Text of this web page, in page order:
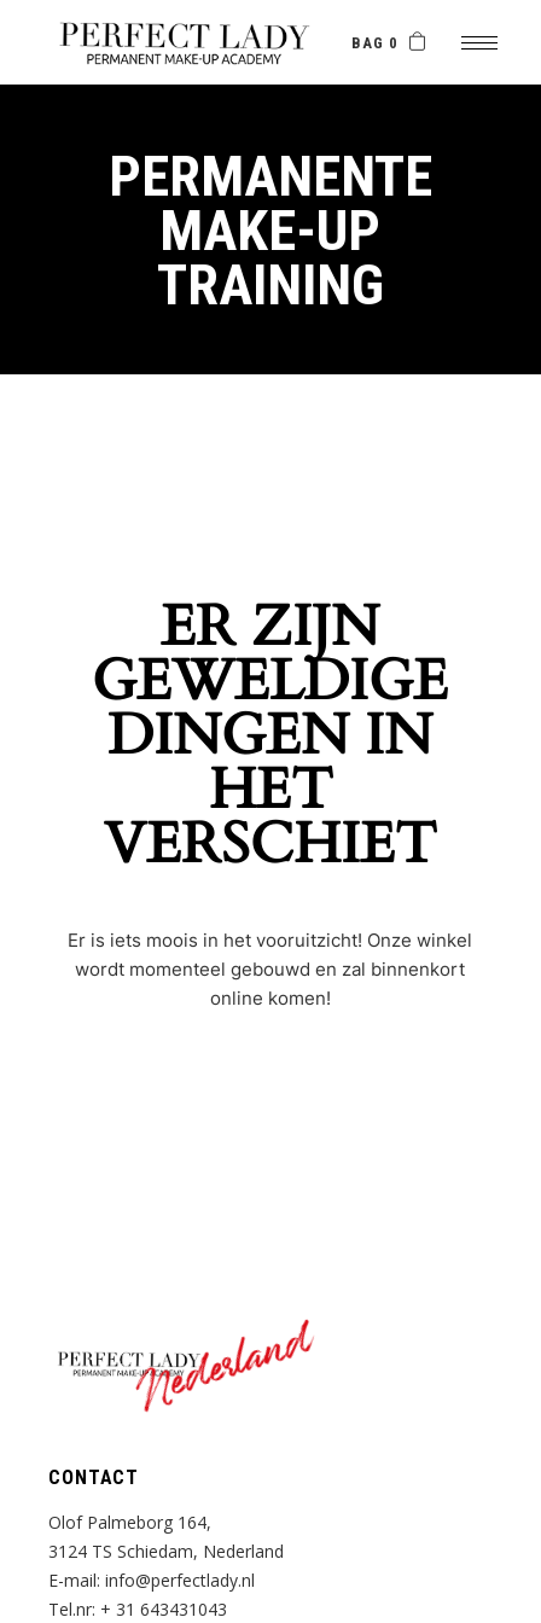
BAG 0
PERMANENTE
MAKE-UP
TRAINING
ER ZIJN
GEWELDIGE
DINGEN IN
HET
VERSCHIET
Er is iets moois in het vooruitzicht! Onze winkel
wordt momenteel gebouwd en zal binnenkort
online komen!
Nederland
CONTACT
Olof Palmeborg 164,
3124 TS Schiedam, Nederland
E-mail:info@perfectlady.nl
Tel.nr: + 31 643431043